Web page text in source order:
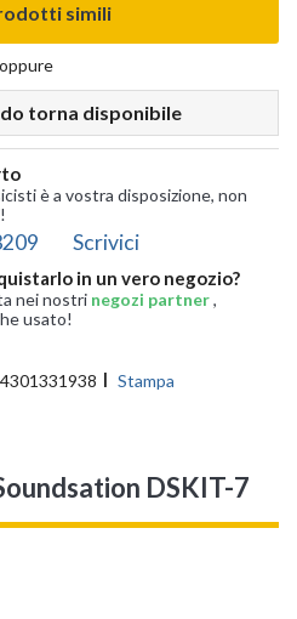
simili
oppure
torna disponibile
è a vostra disposizione, non
Scrivici
in un vero negozio?
nei nostri negozi partner,
usato!
Stampa
DSKIT-7